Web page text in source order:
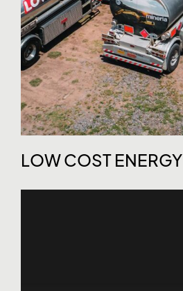
LOW COST ENERGY